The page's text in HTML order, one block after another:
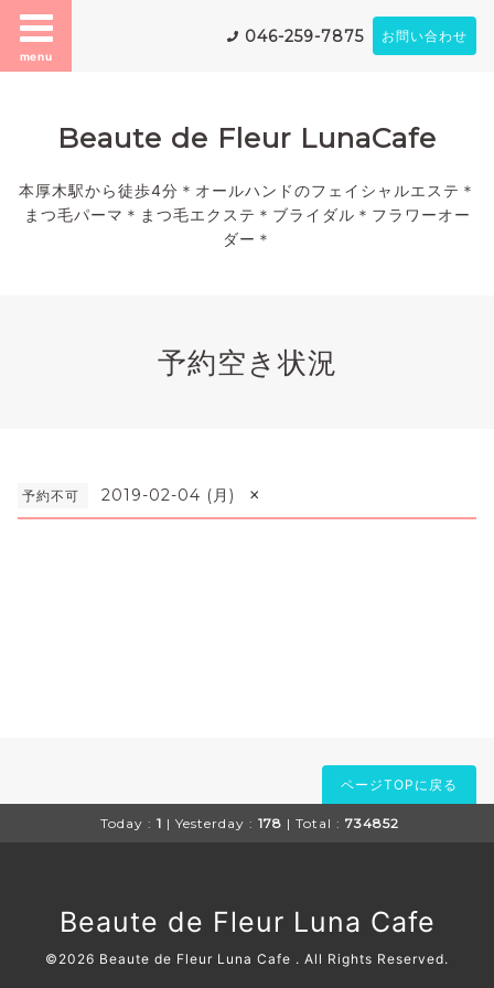
menu
046-259-7875 お問い合わせ
Beaute de Fleur LunaCafe
本厚木駅から徒歩4分＊オールハンドのフェイシャルエステ＊
まつ毛パーマ＊まつ毛エクステ＊ブライダル＊フラワーオー
ダー＊
予約空き状況
予約不可 2019-02-04 (月) ×
ページTOPに戻る
Today : 1 | Yesterday : 178 | Total : 734852
Beaute de Fleur Luna Cafe
©2026 Beaute de Fleur Luna Cafe . All Rights Reserved.